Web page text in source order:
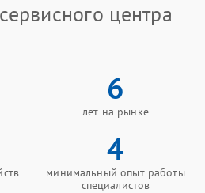
центра
6
лет на рынке
4
минимальный опыт работы
специалистов